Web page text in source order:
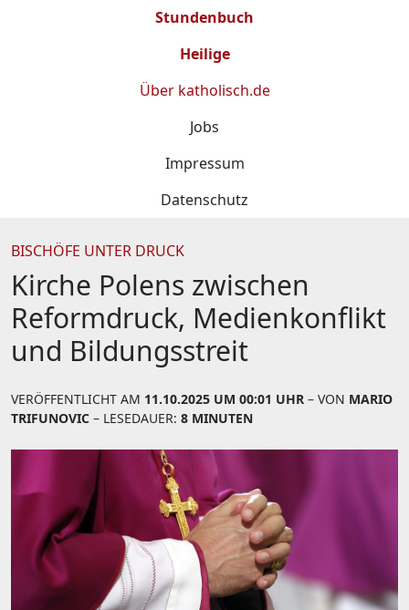
Stundenbuch
Heilige
Über katholisch.de
Jobs
Impressum
Datenschutz
BISCHÖFE UNTER DRUCK
Kirche Polens zwischen
Reformdruck, Medienkonflikt
und Bildungsstreit
VERÖFFENTLICHT AM 11.10.2025 UM 00:01 UHR – VON MARIO
TRIFUNOVIC – LESEDAUER: 8 MINUTEN